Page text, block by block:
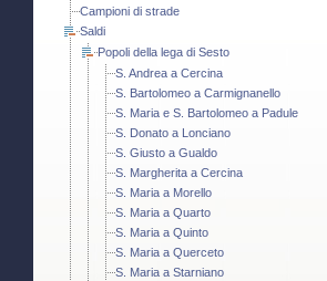
Campioni di strade
Saldi
Popoli della lega di Sesto
S. Andrea a Cercina
S. Bartolomeo a Carmignanello
S. Maria e S. Bartolomeo a Padule
S. Donato a Lonciano
S. Giusto a Gualdo
S. Margherita a Cercina
S. Maria a Morello
S. Maria a Quarto
S. Maria a Quinto
S. Maria a Querceto
S. Maria a Starniano